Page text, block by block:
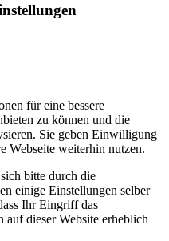
für eine bessere
zu können und die
Sie geben Einwilligung
Webseite weiterhin nutzen.
bitte durch die
einige Einstellungen selber
Ihr Eingriff das
dieser Website erheblich